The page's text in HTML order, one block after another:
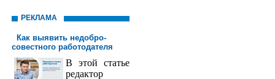
РЕКЛАМА
Как выявить недобро­
совестного работодателя
В этой статье
редактор